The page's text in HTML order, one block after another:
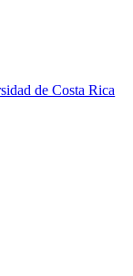
de Costa Rica